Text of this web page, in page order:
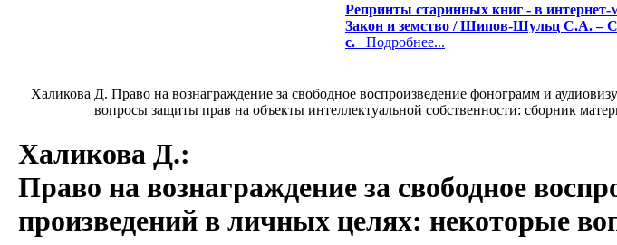
Репринты старинных книг - в
Закон и земство / Шипов-Шульц С.А. –
с. Подробнее...
Халикова Д. Право на вознаграждение за свободное воспроизведение фонограмм и
вопросы защиты прав на объекты интеллектуальной собственности: сборник
Халикова Д.:
Право на вознаграждение за свободное
произведений в личных целях: некоторые